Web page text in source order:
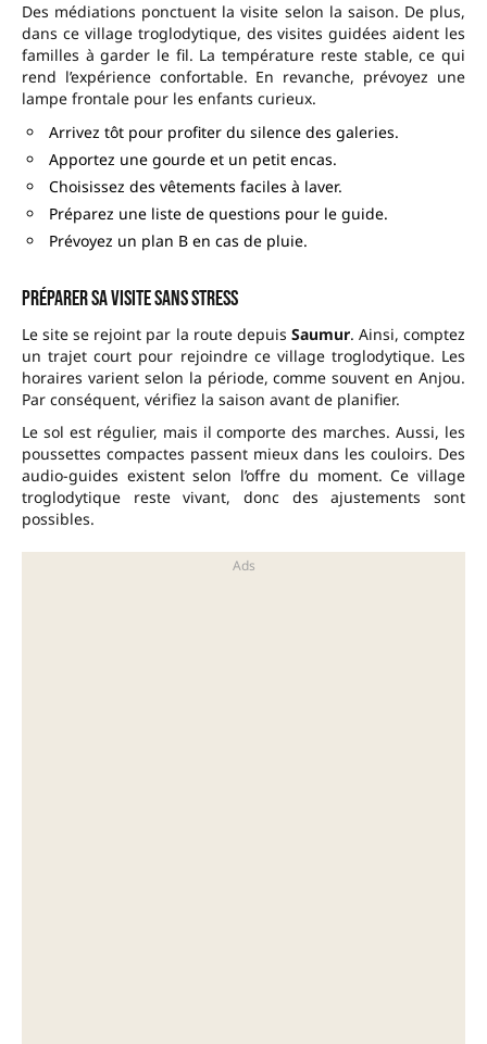
Des médiations ponctuent la visite selon la saison. De plus,
dans ce village troglodytique, des visites guidées aident les
familles à garder le fil. La température reste stable, ce qui
rend l’expérience confortable. En revanche, prévoyez une
lampe frontale pour les enfants curieux.
Arrivez tôt pour profiter du silence des galeries.
Apportez une gourde et un petit encas.
Choisissez des vêtements faciles à laver.
Préparez une liste de questions pour le guide.
Prévoyez un plan B en cas de pluie.
Préparer sa visite sans stress
Le site se rejoint par la route depuis Saumur. Ainsi, comptez
un trajet court pour rejoindre ce village troglodytique. Les
horaires varient selon la période, comme souvent en Anjou.
Par conséquent, vérifiez la saison avant de planifier.
Le sol est régulier, mais il comporte des marches. Aussi, les
poussettes compactes passent mieux dans les couloirs. Des
audio-guides existent selon l’offre du moment. Ce village
troglodytique reste vivant, donc des ajustements sont
possibles.